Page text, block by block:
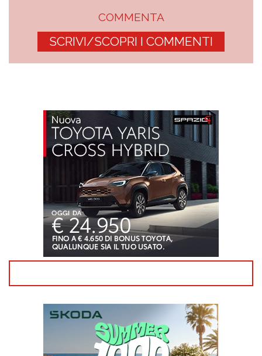
COMMENTA
SCRIVI/SCOPRI I COMMENTI